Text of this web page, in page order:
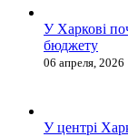
У Харкові
бюджету
06 апреля, 2026
У центрі